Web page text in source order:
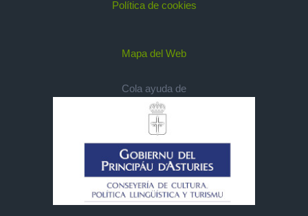
Política de cookies
Mapa del Web
Cola ayuda de